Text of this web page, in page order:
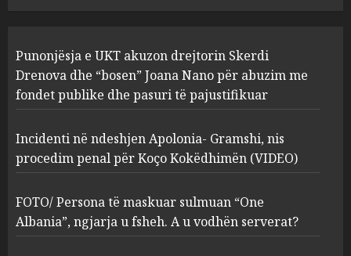
2
Apolonia- Gramshi, nis
procedim penal për Koço
Kokëdhimën (VIDEO)
MARCH 27, 2025
3
FOTO/ Persona të maskuar
sulmuan “One Albania”,
ngjarja u fsheh. A u vodhën
serverat?
Punonjësja e UKT akuzon drejtorin Skerdi
Drenova dhe “bosen” Joana Nano për abuzim me
fondet publike dhe pasuri të pajustifikuar
Incidenti në ndeshjen Apolonia- Gramshi, nis
procedim penal për Koço Kokëdhimën (VIDEO)
FOTO/ Persona të maskuar sulmuan “One
Albania”, ngjarja u fsheh. A u vodhën serverat?